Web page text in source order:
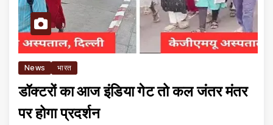
News भारत
डॉक्टरों का आज इंडिया गेट तो कल जंतर मंतर
पर होगा प्रदर्शन